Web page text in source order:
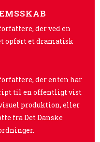
der ved en
opført et dramatisk
der enten har
til en offentligt vist
produktion, eller
fra Det Danske